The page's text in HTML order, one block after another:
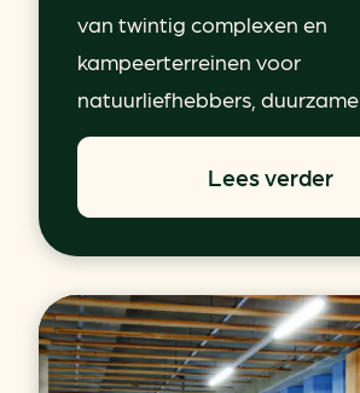
van twintig complexen en
kampeerterreinen voor
natuurliefhebbers, duurzame
Lees verder